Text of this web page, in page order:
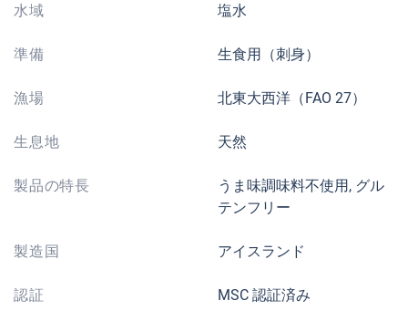
水域 塩水
準備 生食用（刺身）
漁場 北東大西洋（FAO 27）
生息地 天然
製品の特長
うま味調味料不使用, グル
テンフリー
製造国 アイスランド
認証 MSC 認証済み